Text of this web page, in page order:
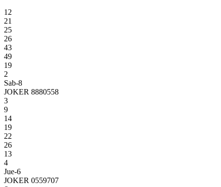
12
21
25
26
43
49
19
2
Sab-8
JOKER 8880558
3
9
14
19
22
26
13
4
Jue-6
JOKER 0559707